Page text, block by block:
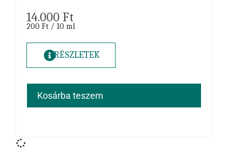
14.000Ft
200 Ft / 10 ml
RÉSZLETEK
Kosárba teszem